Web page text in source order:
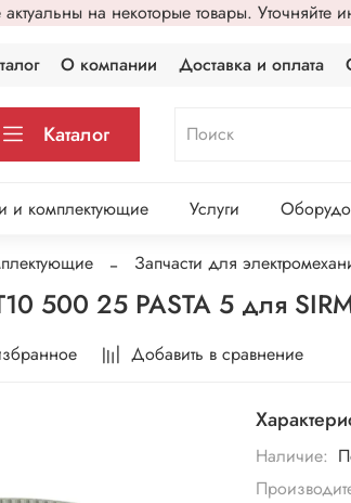
актуальны на некоторые товары.
О компании Доставка и оплата
Каталог
и комплектующие Услуги
Запчасти для
500 25 PASTA 5 для
Добавить в сравнение
Наличие: